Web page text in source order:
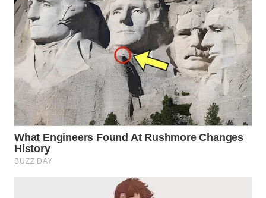
WN
SOLO
WN
BOROBUDUR
WN
MADURA
WN